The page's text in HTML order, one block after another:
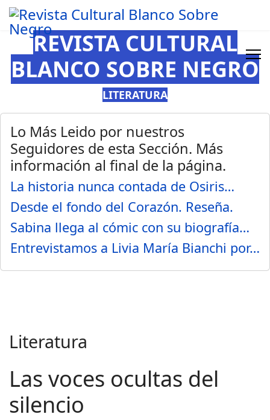
REVISTA CULTURAL
BLANCO SOBRE NEGRO
LITERATURA
Lo Más Leido por nuestros
Seguidores de esta Sección. Más
información al final de la página.
La historia nunca contada de Osiris…
Desde el fondo del Corazón. Reseña.
Sabina llega al cómic con su biografía…
Entrevistamos a Livia María Bianchi por…
Literatura
Las voces ocultas del
silencio